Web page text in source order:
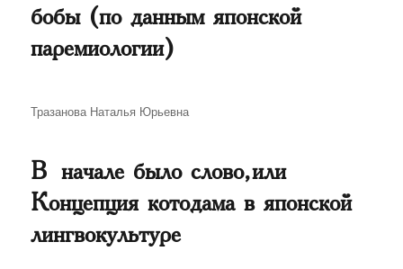
бобы (по данным японской
паремиологии)
Автор
Тразанова Наталья Юрьевна
В начале было слово, или
Концепция котодама в японской
лингвокультуре